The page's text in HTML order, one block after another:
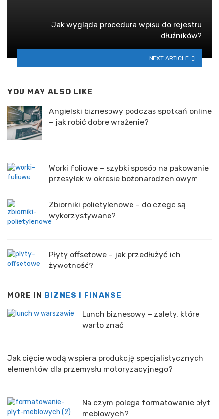
Jak wygląda procedura wpisu do rejestru
dłużników?
NEXT ARTICLE
YOU MAY ALSO LIKE
Angielski biznesowy podczas spotkań online
– jak robić dobre wrażenie?
Worki foliowe – szybki sposób na pakowanie
przesyłek w okresie bożonarodzeniowym
Zbiorniki polietylenowe – do czego są
wykorzystywane?
Płyty offsetowe – jak przedłużyć ich
żywotność?
MORE IN BIZNES I FINANSE
Lunch biznesowy – zalety, które
warto znać
Jak cięcie wodą wspiera produkcję specjalistycznych
elementów dla przemysłu motoryzacyjnego?
Na czym polega formatowanie płyt
meblowych?